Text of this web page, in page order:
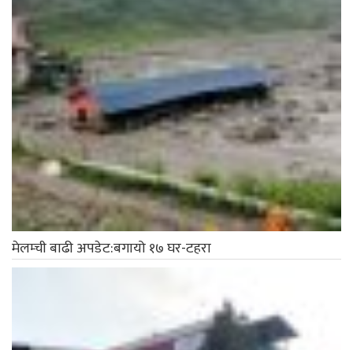
मेलम्ची बाढी अपडेट:बगायो १७ घर-टहरा